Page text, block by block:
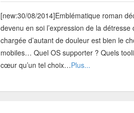
[new:30/08/2014]Emblématique roman
devenu en soi l’expression de la
chargée d’autant de douleur est bien le
mobiles… Quel OS supporter ? Quels
cœur qu’un tel choix…Plus...